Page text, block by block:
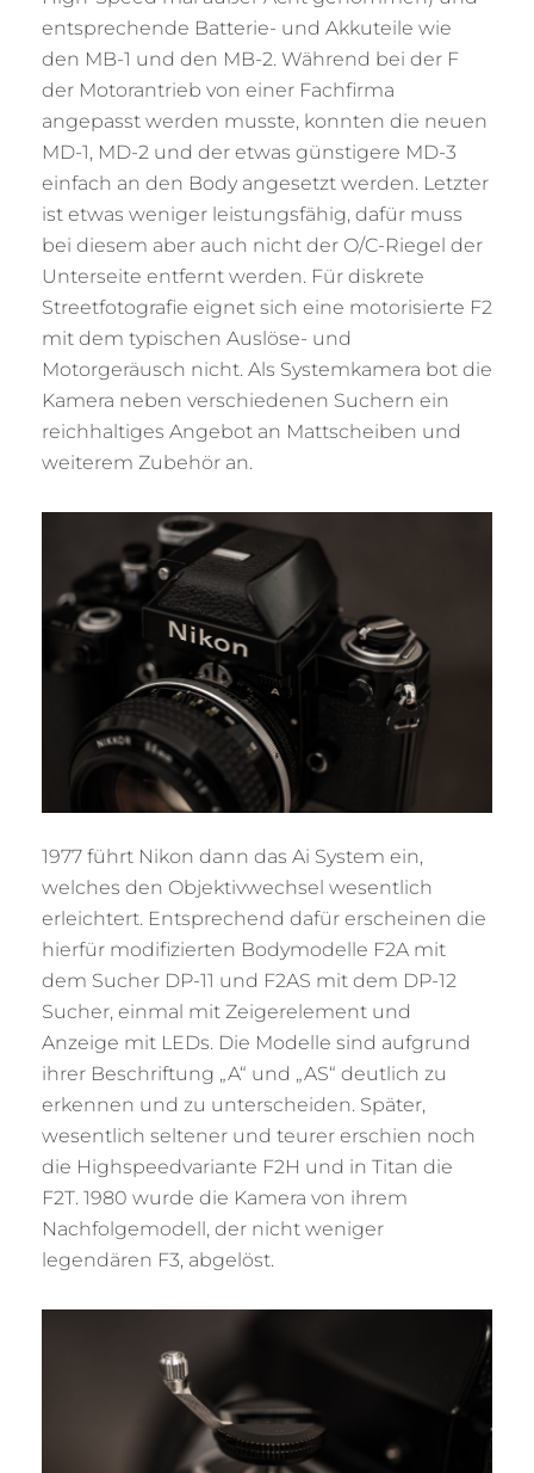
entsprechende Batterie- und Akkuteile wie
den MB-1 und den MB-2. Während bei der F
der Motorantrieb von einer Fachfirma
angepasst werden musste, konnten die neuen
MD-1, MD-2 und der etwas günstigere MD-3
einfach an den Body angesetzt werden. Letzter
ist etwas weniger leistungsfähig, dafür muss
bei diesem aber auch nicht der O/C-Riegel der
Unterseite entfernt werden. Für diskrete
Streetfotografie eignet sich eine motorisierte F2
mit dem typischen Auslöse- und
Motorgeräusch nicht. Als Systemkamera bot die
Kamera neben verschiedenen Suchern ein
reichhaltiges Angebot an Mattscheiben und
weiterem Zubehör an.
1977 führt Nikon dann das Ai System ein,
welches den Objektivwechsel wesentlich
erleichtert. Entsprechend dafür erscheinen die
hierfür modifizierten Bodymodelle F2A mit
dem Sucher DP-11 und F2AS mit dem DP-12
Sucher, einmal mit Zeigerelement und
Anzeige mit LEDs. Die Modelle sind aufgrund
ihrer Beschriftung „A“ und „AS“ deutlich zu
erkennen und zu unterscheiden. Später,
wesentlich seltener und teurer erschien noch
die Highspeedvariante F2H und in Titan die
F2T. 1980 wurde die Kamera von ihrem
Nachfolgemodell, der nicht weniger
legendären F3, abgelöst.